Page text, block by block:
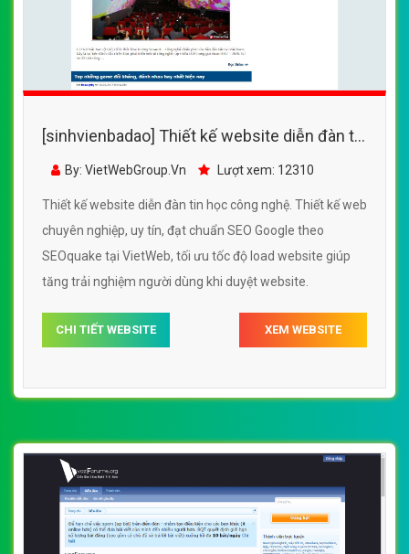
[sinhvienbadao] Thiết kế website diễn đàn tin
học công nghệ đẹp SEO tốt
By: VietWebGroup.Vn Lượt xem: 12310
Thiết kế website diễn đàn tin học công nghệ. Thiết kế web
chuyên nghiệp, uy tín, đạt chuẩn SEO Google theo
SEOquake tại VietWeb, tối ưu tốc độ load website giúp
tăng trải nghiệm người dùng khi duyệt website.
CHI TIẾT WEBSITE XEM WEBSITE